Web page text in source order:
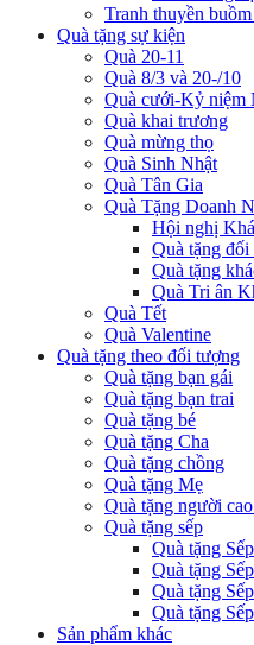
Tranh thuyền
Quà tặng sự kiện
Quà 20-11
Quà 8/3 và 20-/10
Quà cưới-Kỷ niệm
Quà khai trương
Quà mừng thọ
Quà Sinh Nhật
Quà Tân Gia
Quà Tặng Doanh
Hội nghị
Quà tặng đối
Quà tặng
Quà Tri ân
Quà Tết
Quà Valentine
Quà tặng theo đối tượng
Quà tặng bạn gái
Quà tặng bạn trai
Quà tặng bé
Quà tặng Cha
Quà tặng chồng
Quà tặng Mẹ
Quà tặng người
Quà tặng sếp
Quà tặng
Quà tặng
Quà tặng
Quà tặng
Sản phẩm khác